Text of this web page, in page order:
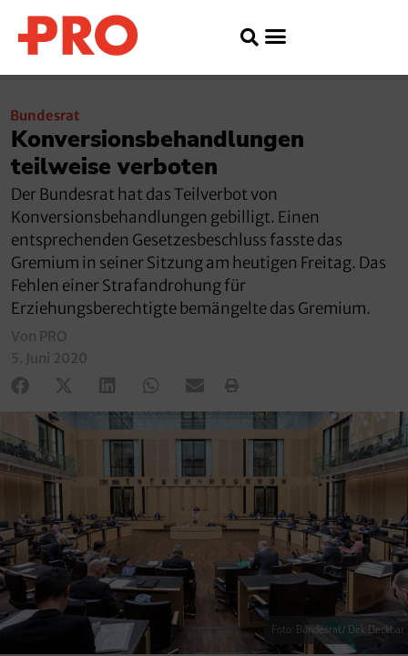
Bundesrat
Konversionsbehandlungen
teilweise verboten
Der Bundesrat hat das Teilverbot von
Konversionsbehandlungen gebilligt. Einen
entsprechenden Gesetzesbeschluss fasste das
Gremium in seiner Sitzung am heutigen Freitag. Das
Fehlen einer Strafandrohung für
Erziehungsberechtigte bemängelte das Gremium.
Von PRO
5. Juni 2020
Foto: Bundesrat/ Dirk Deckbar